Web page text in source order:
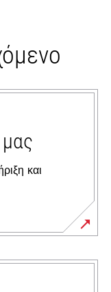
και